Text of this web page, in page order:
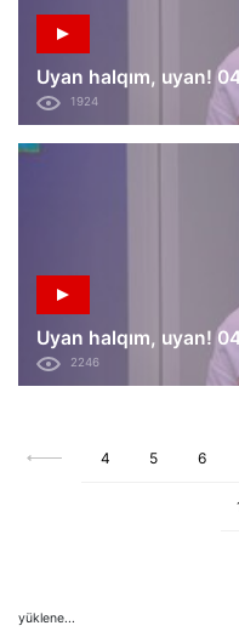
Uyan halqım, uyan!
1924
Uyan halqım, uyan!
2246
4 5 6
yüklene...